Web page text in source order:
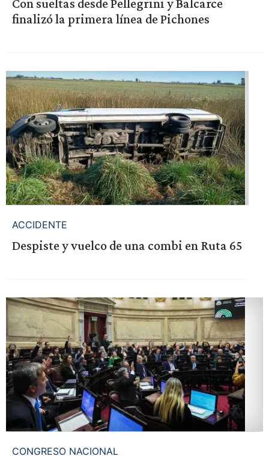
Con sueltas desde Pellegrini y Balcarce
finalizó la primera línea de Pichones
ACCIDENTE
Despiste y vuelco de una combi en Ruta 65
CONGRESO NACIONAL